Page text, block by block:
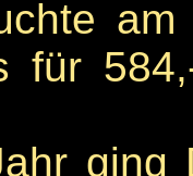
für
ging